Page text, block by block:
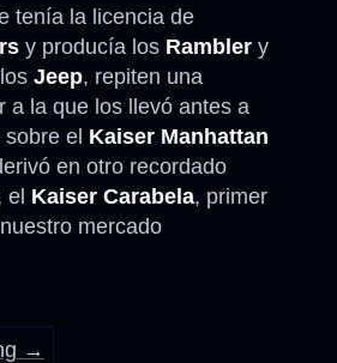
tenía la licencia de
y producía los Rambler y
Jeep, repiten una
a la que los llevó antes a
sobre el Kaiser Manhattan
en otro recordado
el Kaiser Carabela, primer
mercado
→